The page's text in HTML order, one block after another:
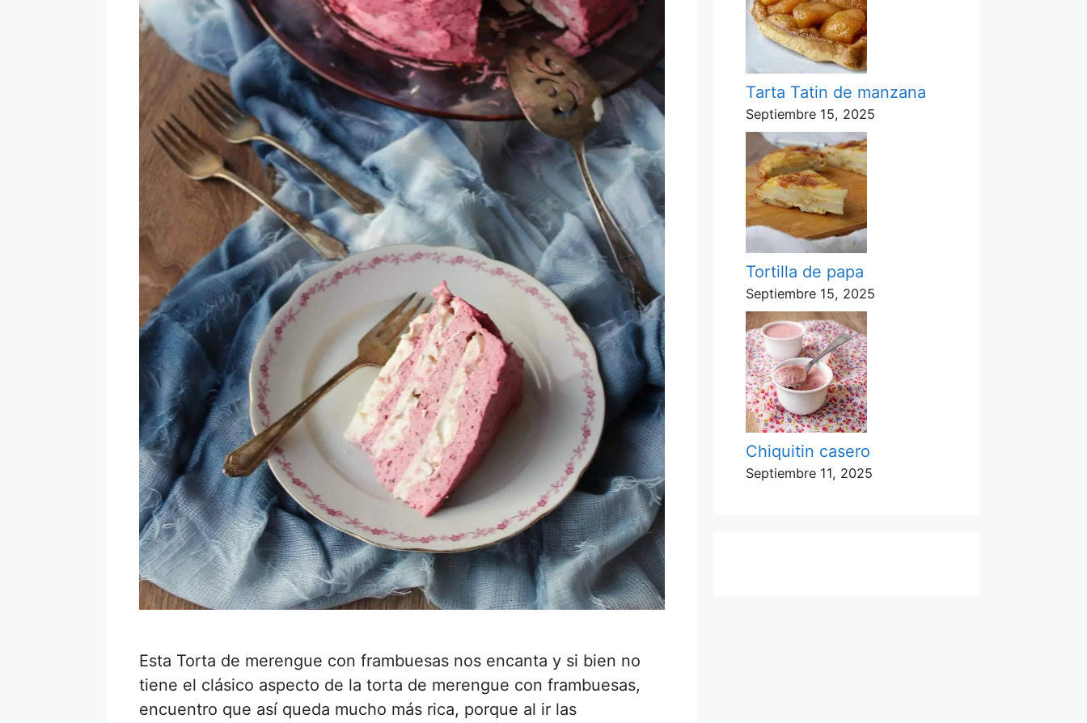
Esta Torta de merengue con frambuesas nos encanta y si bien no
tiene el clásico aspecto de la torta de merengue con frambuesas,
encuentro que así queda mucho más rica, porque al ir las
Tarta Tatin de manzana
Septiembre 15, 2025
Tortilla de papa
Septiembre 15, 2025
Chiquitin casero
Septiembre 11, 2025